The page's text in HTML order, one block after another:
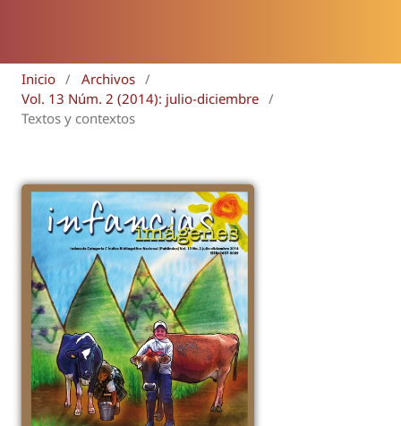
Inicio / Archivos /
Vol. 13 Núm. 2 (2014): julio-diciembre /
Textos y contextos